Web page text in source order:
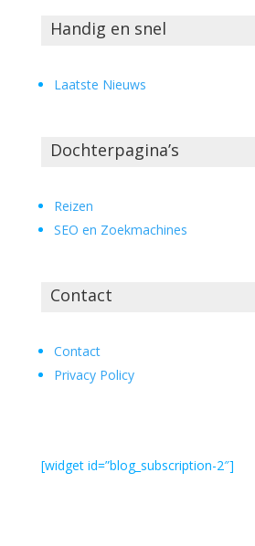
Handig en snel
Laatste Nieuws
Dochterpagina’s
Reizen
SEO en Zoekmachines
Contact
Contact
Privacy Policy
[widget id=”blog_subscription-2″]